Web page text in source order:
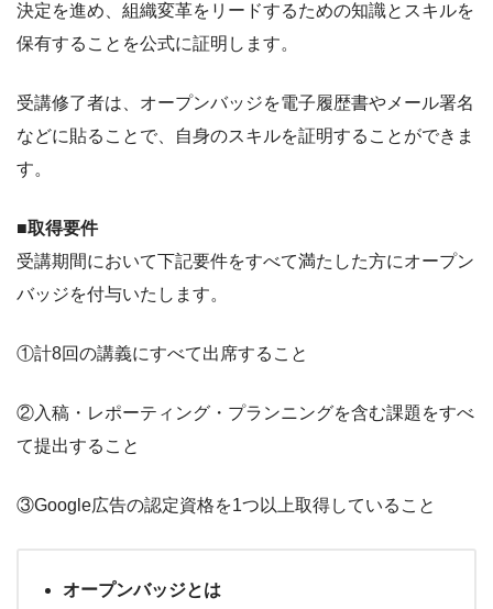
決定を進め、組織変革をリードするための知識とスキルを
保有することを公式に証明します。
受講修了者は、オープンバッジを電子履歴書やメール署名
などに貼ることで、自身のスキルを証明することができま
す。
■取得要件
受講期間において下記要件をすべて満たした方にオープン
バッジを付与いたします。
①計8回の講義にすべて出席すること
②入稿・レポーティング・プランニングを含む課題をすべ
て提出すること
③Google広告の認定資格を1つ以上取得していること
オープンバッジとは